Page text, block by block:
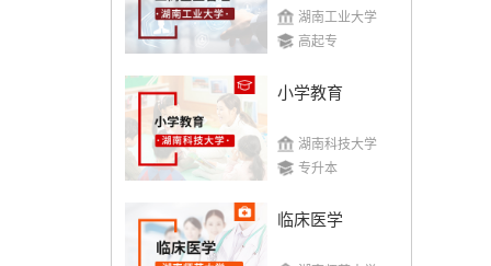
湖南工业大学
高起专
小学教育
湖南科技大学
专升本
临床医学